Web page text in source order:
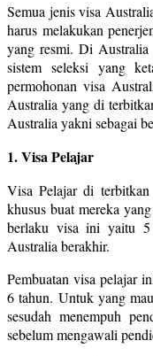
Semua jenis visa
harus melakukan
yang resmi. Di Australia
sistem seleksi yang
permohonan visa
Australia yang di
Australia yakni sebagai
1. Visa Pelajar
Visa Pelajar di
khusus buat mereka
berlaku visa ini yaitu 5
Australia berakhir.
Pembuatan visa pelajar
6 tahun. Untuk yang
sesudah menempuh
sebelum mengawali